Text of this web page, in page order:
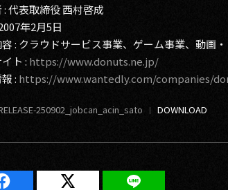
: 代表取締役 西村啓成
年2月5日
: クラウドサービス事業、ゲーム事業、動画
ト : https://www.donuts.ne.jp/
: https://www.wantedly.com/companies/
250902_jobcan_acin_sato